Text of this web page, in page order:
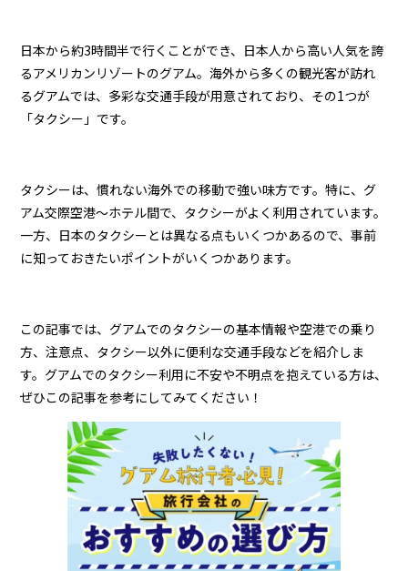
日本から約3時間半で行くことができ、日本人から高い人気を誇
るアメリカンリゾートのグアム。海外から多くの観光客が訪れ
るグアムでは、多彩な交通手段が用意されており、その1つが
「タクシー」です。
タクシーは、慣れない海外での移動で強い味方です。特に、グ
アム交際空港～ホテル間で、タクシーがよく利用されています。
一方、日本のタクシーとは異なる点もいくつかあるので、事前
に知っておきたいポイントがいくつかあります。
この記事では、グアムでのタクシーの基本情報や空港での乗り
方、注意点、タクシー以外に便利な交通手段などを紹介しま
す。グアムでのタクシー利用に不安や不明点を抱えている方は、
ぜひこの記事を参考にしてみてください！